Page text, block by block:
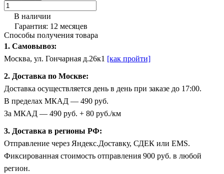
В наличии
Гарантия: 12 месяцев
Способы получения товара
1. Самовывоз:
Москва, ул. Гончарная д.26к1 [как пройти]
2. Доставка по Москве:
Доставка осуществляется день в день при заказе до 17:00.
В пределах МКАД — 490 руб.
За МКАД — 490 руб. + 80 руб./км
3. Доставка в регионы РФ:
Отправление через Яндекс.Доставку, СДЕК или EMS.
Фиксированная стоимость отправления 900 руб. в любой
регион.